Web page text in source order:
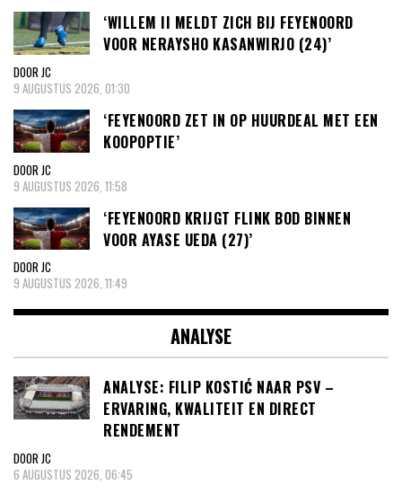
‘WILLEM II MELDT ZICH BIJ FEYENOORD
VOOR NERAYSHO KASANWIRJO (24)’
DOOR JC
9 AUGUSTUS 2026, 01:30
‘FEYENOORD ZET IN OP HUURDEAL MET EEN
KOOPOPTIE’
DOOR JC
9 AUGUSTUS 2026, 11:58
‘FEYENOORD KRIJGT FLINK BOD BINNEN
VOOR AYASE UEDA (27)’
DOOR JC
9 AUGUSTUS 2026, 11:49
ANALYSE
ANALYSE: FILIP KOSTIĆ NAAR PSV –
ERVARING, KWALITEIT EN DIRECT
RENDEMENT
DOOR JC
6 AUGUSTUS 2026, 06:45